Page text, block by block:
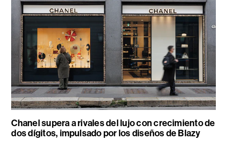
Chanel supera a rivales del lujo con crecimiento de
dos dígitos, impulsado por los diseños de Blazy